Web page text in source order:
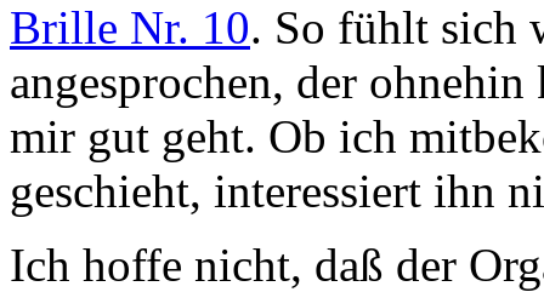
Brille Nr. 10. So fühlt sich
angesprochen, der ohnehin
mir gut geht. Ob ich
geschieht, interessiert ihn
Ich hoffe nicht, daß der